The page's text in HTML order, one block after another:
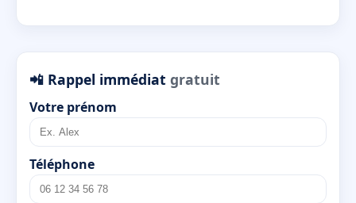
📲 Rappel immédiat gratuit
Votre prénom
Téléphone